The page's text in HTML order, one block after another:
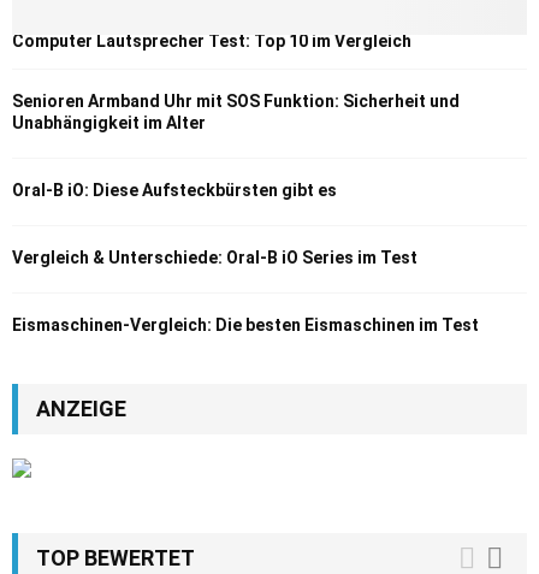
Computer Lautsprecher Test: Top 10 im Vergleich
Senioren Armband Uhr mit SOS Funktion: Sicherheit und
Unabhängigkeit im Alter
Oral-B iO: Diese Aufsteckbürsten gibt es
Vergleich & Unterschiede: Oral-B iO Series im Test
Eismaschinen-Vergleich: Die besten Eismaschinen im Test
ANZEIGE
TOP BEWERTET